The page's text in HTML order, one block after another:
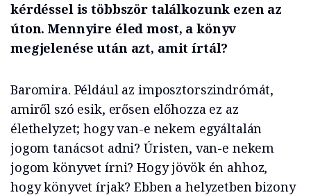
kérdéssel is többször találkozunk ezen az
úton. Mennyire éled most, a könyv
megjelenése után azt, amit írtál?
Baromira. Például az imposztorszindrómát,
amiről szó esik, erősen előhozza ez az
élethelyzet; hogy van-e nekem egyáltalán
jogom tanácsot adni? Úristen, van-e nekem
jogom könyvet írni? Hogy jövök én ahhoz,
hogy könyvet írjak? Ebben a helyzetben bizony